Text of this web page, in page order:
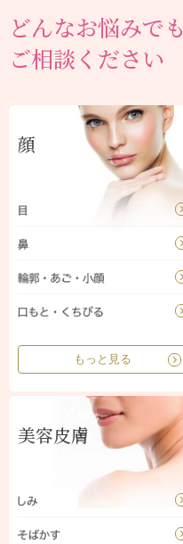
どんなお悩みでも
ご相談ください
顔
もっと見る
美容皮膚